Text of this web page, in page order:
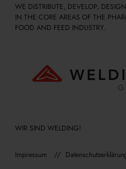
WE DISTRIBUTE, DEVELOP,
IN THE CORE AREAS OF THE
FOOD AND FEED INDUSTRY.
WIR SIND WELDING!
Impressum